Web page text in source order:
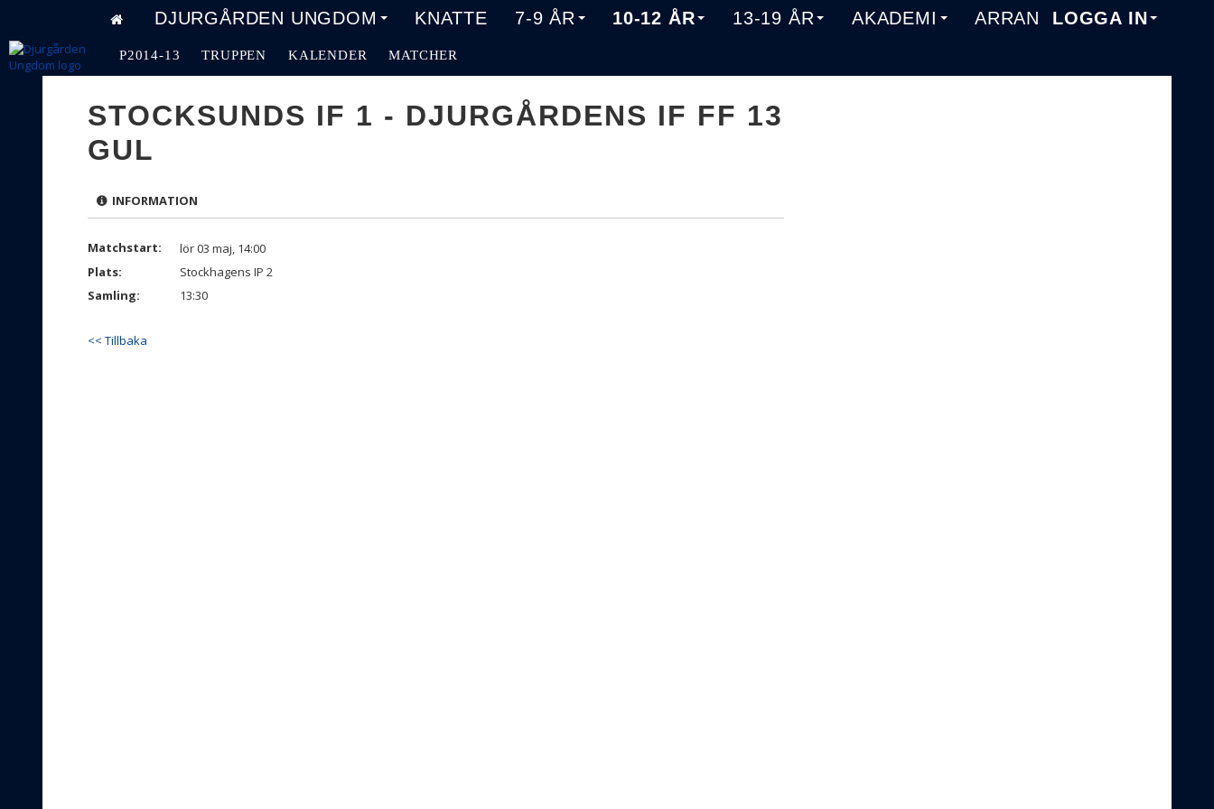
DJURGÅRDEN UNGDOM KNATTE 7-9 ÅR 10-12 ÅR 13-19 ÅR AKADEMI ARRANGEMANG
LOGGA IN
P2014-13 TRUPPEN KALENDER MATCHER
STOCKSUNDS IF 1 - DJURGÅRDENS IF FF 13
GUL
INFORMATION
Matchstart:
lör 03 maj, 14:00
Plats:
Stockhagens IP 2
Samling:
13:30
<< Tillbaka